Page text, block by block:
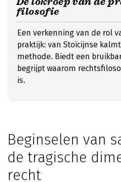
filosofie
Een verkenning van de rol
praktijk: van Stoïcijnse
methode. Biedt een
begrijpt waarom
is.
Beginselen van
de tragische
recht